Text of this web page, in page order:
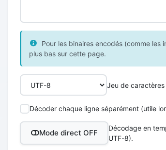
Pour les binaires encodés (comme
plus bas sur cette page.
Jeu de caractères
Décoder chaque ligne séparément (utile
Mode direct OFF
Décodage en
UTF-8).